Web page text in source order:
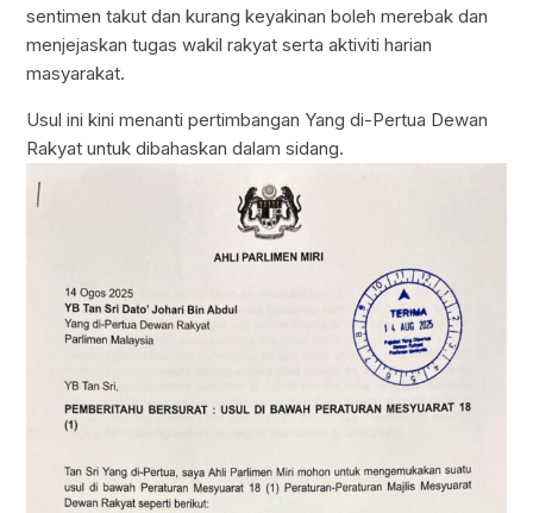
sentimen takut dan kurang keyakinan boleh merebak dan
menjejaskan tugas wakil rakyat serta aktiviti harian
masyarakat.
Usul ini kini menanti pertimbangan Yang di-Pertua Dewan
Rakyat untuk dibahaskan dalam sidang.